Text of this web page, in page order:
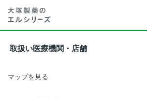
取扱い医療機関・店舗
マップを見る